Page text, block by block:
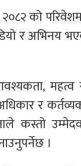
को
अभिनय
र
कस्तो
।